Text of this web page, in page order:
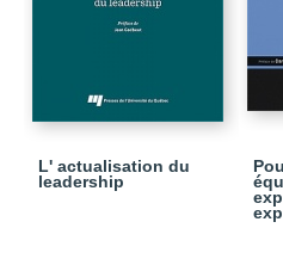
L' actualisation du
leadership